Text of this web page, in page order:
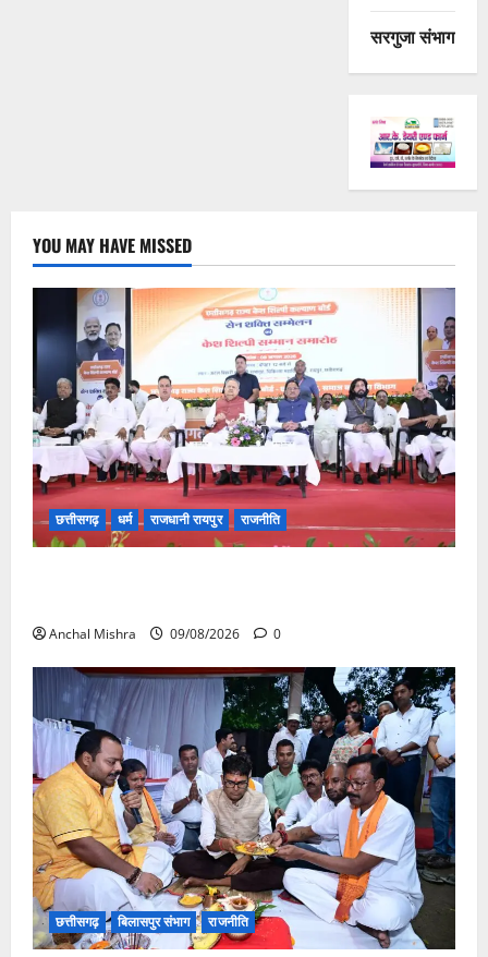
सरगुजा संभाग
YOU MAY HAVE MISSED
छत्तीसगढ़ धर्म राजधानी रायपुर राजनीति
Anchal Mishra 09/08/2026 0
छत्तीसगढ़ बिलासपुर संभाग राजनीति